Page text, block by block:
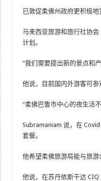
已敦促柔佛州政府更积极地
马来西亚旅游和旅行社协会
计划。
“我们需要提出新的景点和
他说，目前国内外游客可参
“柔佛巴鲁市中心的夜生活
Subramaniam 说，在
套餐。
他希望柔佛旅游局能与旅游
他说，在苏丹依斯干达